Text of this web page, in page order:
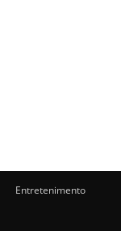
Entretenimento